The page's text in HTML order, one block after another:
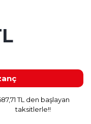
TL den başlayan
taksitlerle!!